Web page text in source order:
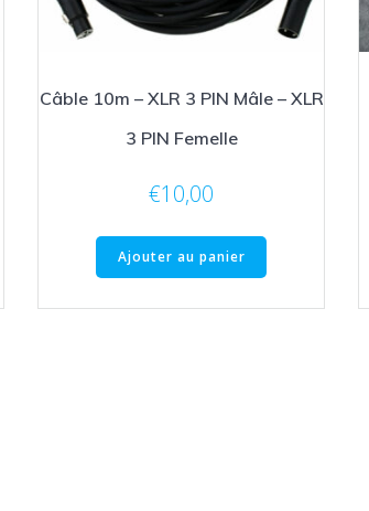
Câble 10m – XLR 3 PIN Mâle – XLR
3 PIN Femelle
€10,00
Ajouter au panier